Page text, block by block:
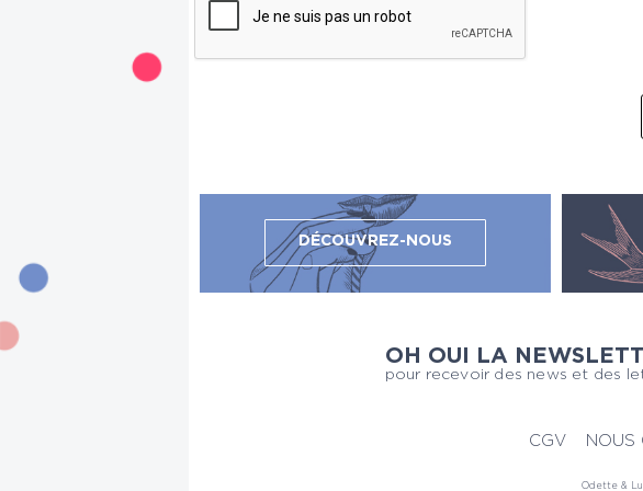
DÉCOUVREZ-NOUS
OH OUI LA
pour recevoir des news et des
CGV NOUS
Odette &